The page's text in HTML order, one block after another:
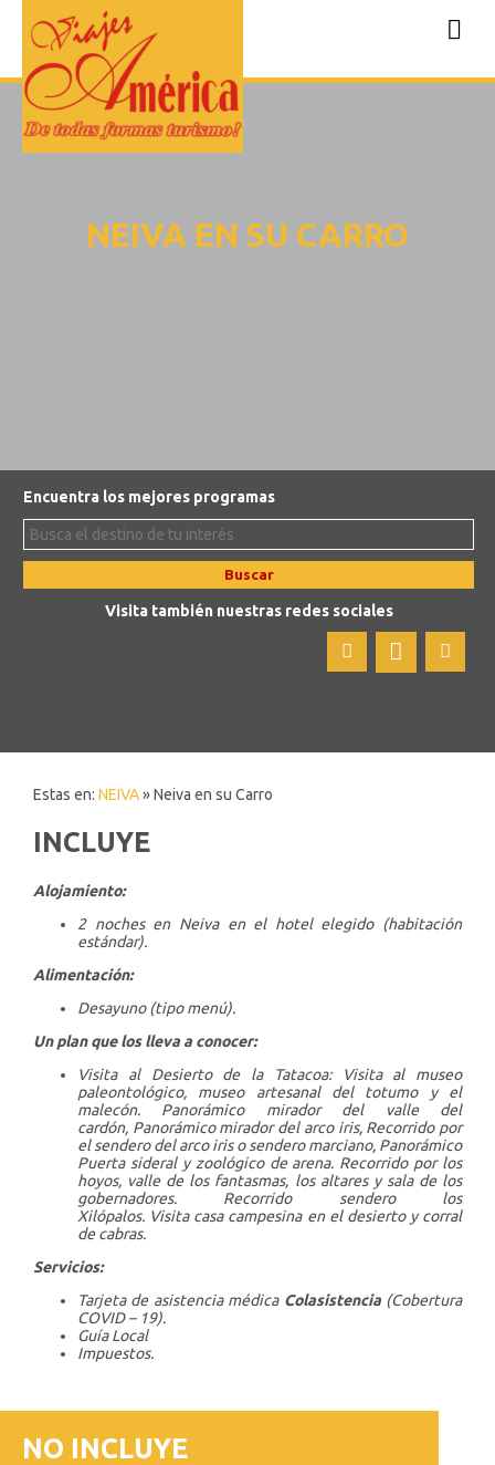
NEIVA EN SU CARRO
Encuentra los mejores programas
Buscar
Visita también nuestras redes sociales
Estas en: NEIVA» Neiva en su Carro
INCLUYE
Alojamiento:
2 noches en Neiva en el hotel elegido (habitación
estándar).
Alimentación:
Desayuno (tipo menú).
Un plan que los lleva a conocer:
Visita al Desierto de la Tatacoa:
Visita al museo
paleontológico, museo artesanal del totumo y el
malecón. Panorámico mirador del valle del
cardón, Panorámico mirador del arco iris, Recorrido por
el sendero del arco iris o sendero marciano, Panorámico
Puerta sideral y zoológico de arena. Recorrido por los
hoyos, valle de los fantasmas, los altares y sala de los
gobernadores. Recorrido sendero los
Xilópalos. Visita casa campesina en el desierto y corral
de cabras.
Servicios:
Tarjeta de asistencia médica Colasistencia(Cobertura
COVID – 19).
Guía Local
Impuestos.
NO INCLUYE